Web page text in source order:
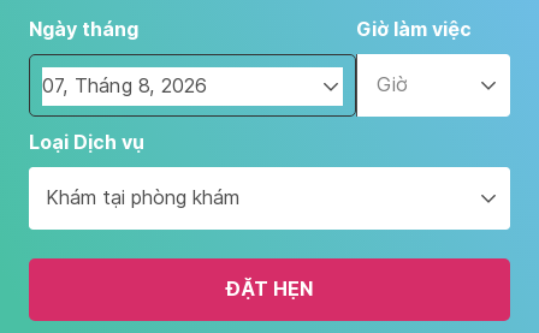
Ngày tháng
Navigate
forward
interact
with
the
and
Giờ làm việc
Giờ
Loại Dịch vụ
Khám tại phòng khám
ĐẶT HẸN